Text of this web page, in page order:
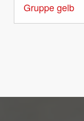
Gruppe gelb